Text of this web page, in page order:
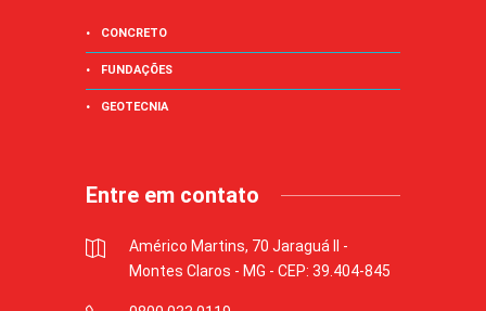
CONCRETO
FUNDAÇÕES
GEOTECNIA
Entre em contato
Américo Martins, 70 Jaraguá II -
Montes Claros - MG - CEP: 39.404-845